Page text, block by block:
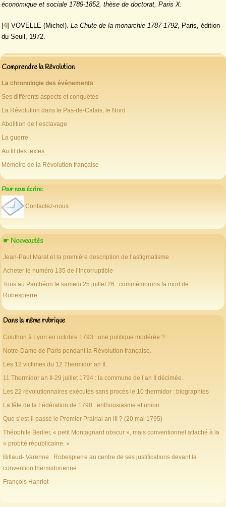
économique et sociale 1789-1852, thèse de doctorat, Paris X.
[4] VOVELLE (Michel). La Chute de la monarchie 1787-1792 , Paris, édition
du Seuil, 1972.
Comprendre la Révolution
La chronologie des évènements
Ses différents aspects et conquêtes
La Révolution dans le Pas-de-Calais, le Nord
Abolition de l’esclavage
La guerre
Au fil des textes
Mémoire de la Révolution française
Pour nous écrire:
Contactez-nous
☛ Nouveautés
Jean-Paul Marat et la première description de l’astigmatisme
Acheter le numéro 135 de l’Incorruptible
Tous au Panthéon le samedi 25 juillet 26 : commémorons la mort de
Robespierre
Dans la même rubrique
Couthon à Lyon en octobre 1793 : une politique modérée ?
Notre-Dame de Paris pendant la Révolution française.
Les 12 victimes du 12 Thermidor an II.
11 Thermidor an II-29 juillet 1794 : la commune de l’an II décimée.
Les 22 révolutionnaires exécutés sans procès le 10 thermidor : biographies
La fête de la Fédération de 1790 : enthousiasme et union
Que s’est-il passé le Premier Prairial an III ? (20 mai 1795)
Théophile Berlier, « petit Montagnard obscur », mais conventionnel attaché à la
« probité républicaine. »
Billaud- Varenne : Robespierre au centre de ses justifications devant la
convention thermidorienne
François Hanriot